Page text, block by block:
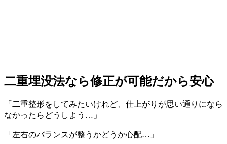
二重埋没法なら修正が可能だから安心
「二重整形をしてみたいけれど、仕上がりが思い通りになら
なかったらどうしよう…」
「左右のバランスが整うかどうか心配…」